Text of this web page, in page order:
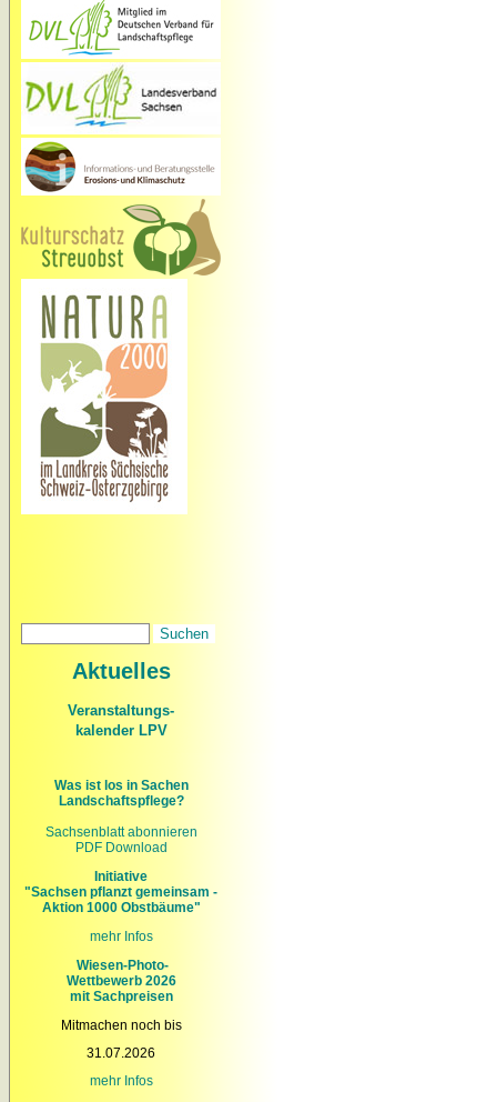
Aktuelles
Veranstaltungs-
kalender LPV
Was ist los in Sachen
Landschaftspflege?
Sachsenblatt abonnieren
PDF Download
Initiative
"Sachsen pflanzt gemeinsam -
Aktion 1000 Obstbäume"
mehr Infos
Wiesen-Photo-
Wettbewerb 2026
mit Sachpreisen
Mitmachen noch bis
31.07.2026
mehrInfos